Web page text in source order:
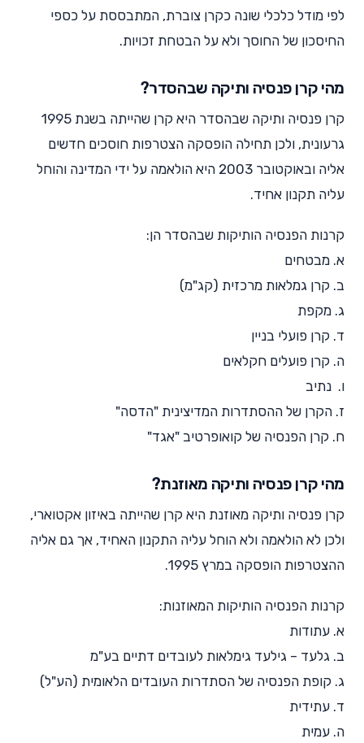
לפי מודל כלכלי שונה כקרן צוברת, המתבססת על כספי
החיסכון של החוסך ולא על הבטחת זכויות.
מהי קרן פנסיה ותיקה שבהסדר?
קרן פנסיה ותיקה שבהסדר היא קרן שהייתה בשנת 1995
גרעונית, ולכן תחילה הופסקה הצטרפות חוסכים חדשים
אליה ובאוקטובר 2003 היא הולאמה על ידי המדינה והוחל
עליה תקנון אחיד.
קרנות הפנסיה הותיקות שבהסדר הן:
א. מבטחים
ב. קרן גמלאות מרכזית (קג"מ)
ג. מקפת
ד. קרן פועלי בניין
ה. קרן פועלים חקלאים
ו. נתיב
ז. הקרן של ההסתדרות המדיצינית "הדסה"
ח. קרן הפנסיה של קואופרטיב "אגד"
מהי קרן פנסיה ותיקה מאוזנת?
קרן פנסיה ותיקה מאוזנת היא קרן שהייתה באיזון אקטוארי,
ולכן לא הולאמה ולא הוחל עליה התקנון האחיד, אך גם אליה
ההצטרפות הופסקה במרץ 1995.
קרנות הפנסיה הותיקות המאוזנות:
א. עתודות
ב. גלעד – גילעד גימלאות לעובדים דתיים בע"מ
ג. קופת הפנסיה של הסתדרות העובדים הלאומית (הע"ל)
ד. עתידית
ה. עמית